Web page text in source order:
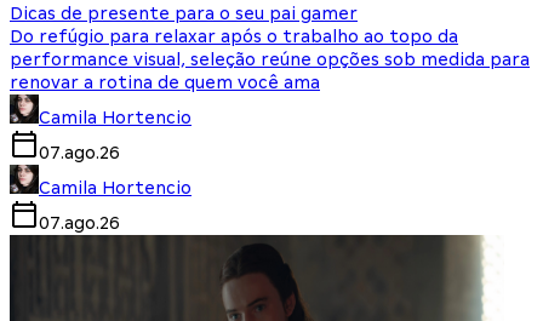
Dicas de presente para o seu pai gamer
Do refúgio para relaxar após o trabalho ao topo da
performance visual, seleção reúne opções sob medida para
renovar a rotina de quem você ama
Camila Hortencio
07.ago.26
Camila Hortencio
07.ago.26